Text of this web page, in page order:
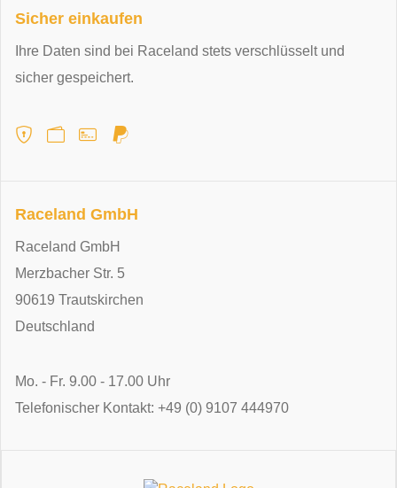
Sicher einkaufen
Ihre Daten sind bei Raceland stets verschlüsselt und
sicher gespeichert.
Raceland GmbH
Raceland GmbH
Merzbacher Str. 5
90619 Trautskirchen
Deutschland
Mo. - Fr. 9.00 - 17.00 Uhr
Telefonischer Kontakt: +49 (0) 9107 444970